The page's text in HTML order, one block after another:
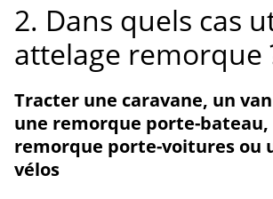
2. Dans quels cas
attelage remorque
Tracter une caravane, un
une remorque porte-bateau,
remorque porte-voitures ou
vélos